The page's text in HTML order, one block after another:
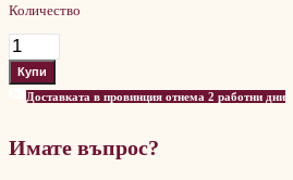
Количество
Доставката в провинция отнема 2 работни дни
Имате въпрос?